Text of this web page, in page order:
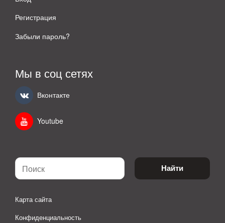
Регистрация
Забыли пароль?
Мы в соц сетях
Вконтакте
Youtube
Найти
Карта сайта
Конфиденциальность